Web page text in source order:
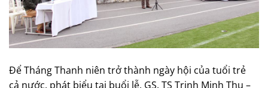
Để Tháng Thanh niên trở thành ngày hội của tuổi trẻ
cả nước, phát biểu tại buổi lễ, GS. TS Trịnh Minh Thụ –